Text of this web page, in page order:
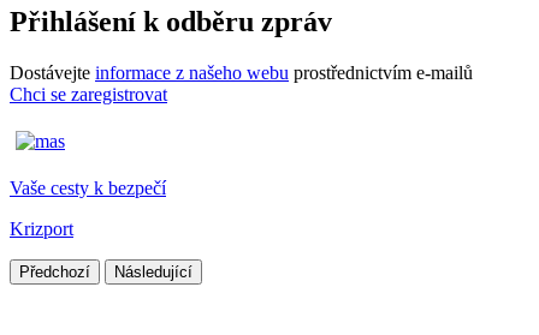
Přihlášení k odběru zpráv
Dostávejte informace z našeho webu prostřednictvím e-mailů
Chci se zaregistrovat
Vaše cesty k bezpečí
Krizport
Předchozí Následující